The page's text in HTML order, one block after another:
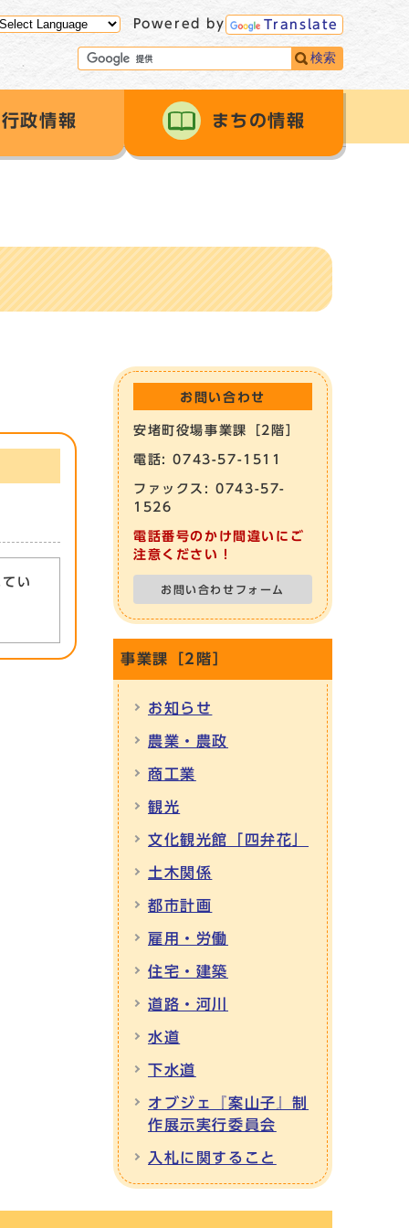
Powered by Translate
検索
行政情報 まちの情報
い
お問い合わせ
安堵町役場事業課［2階］
電話: 0743-57-1511
ファックス: 0743-57-
1526
電話番号のかけ間違いにご
注意ください！
お問い合わせフォーム
事業課［2階］
お知らせ
農業・農政
商工業
観光
文化観光館「四弁花」
土木関係
都市計画
雇用・労働
住宅・建築
道路・河川
水道
下水道
オブジェ『案山子』制
作展示実行委員会
入札に関すること